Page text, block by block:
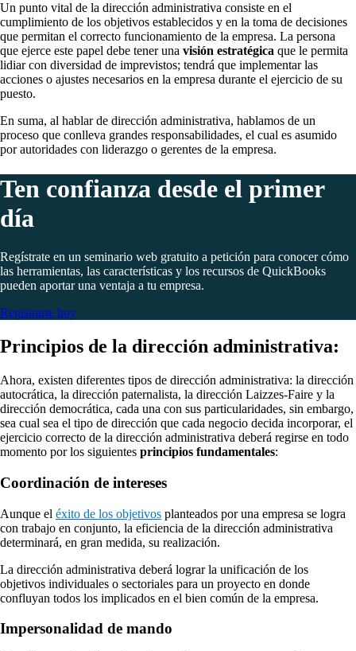
Un punto vital de la dirección administrativa consiste en el
cumplimiento de los objetivos establecidos y en la toma de decisiones
que permitan el correcto funcionamiento de la empresa. La persona
que ejerce este papel debe tener una visión estratégica que le permita
lidiar con diversidad de imprevistos; tendrá que implementar las
acciones o ajustes necesarios en la empresa durante el ejercicio de su
puesto.
En suma, al hablar de dirección administrativa, hablamos de un
proceso que conlleva grandes responsabilidades, el cual es asumido
por autoridades con liderazgo o gerentes de la empresa.
Ten confianza desde el primer
día
Regístrate en un seminario web gratuito a petición para conocer cómo
las herramientas, las características y los recursos de QuickBooks
pueden aportar una ventaja a tu empresa.
Registrarte hoy
Principios de la dirección administrativa:
Ahora, existen diferentes tipos de dirección administrativa: la dirección
autocrática, la dirección paternalista, la dirección Laizzes-Faire y la
dirección democrática, cada una con sus particularidades, sin embargo,
sea cual sea el tipo de dirección que cada negocio decida incorporar, el
ejercicio correcto de la dirección administrativa deberá regirse en todo
momento por los siguientes principios fundamentales:
Coordinación de intereses
Aunque el éxito de los objetivos planteados por una empresa se logra
con trabajo en conjunto, la eficiencia de la dirección administrativa
determinará, en gran medida, su realización.
La dirección administrativa deberá lograr la unificación de los
objetivos individuales o sectoriales para un proyecto en donde
confluyan todos los implicados en el bien común de la empresa.
Impersonalidad de mando